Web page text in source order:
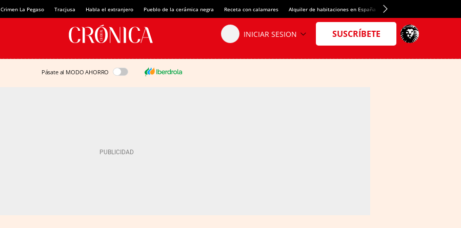
Crimen La Pegaso Tracjusa Habla el extranjero Pueblo de la cerámica negra Receta con calamares Alquiler de habitaciones en España Crédito del Spotify Camp Nou
Pásate al MODO AHORRO